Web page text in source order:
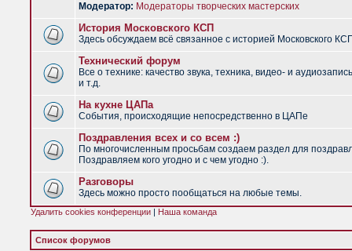
Модератор: Модераторы творческих мастерских
История Московского КСП
Здесь обсуждаем всё связанное с историей Московского
Технический форум
Все о технике: качество звука, техника, видео- и
и т.д.
На кухне ЦАПа
События, происходящие непосредственно в ЦАПе
Поздравления всех и со всем :)
По многочисленным просьбам создаем раздел для
Поздравляем кого угодно и с чем угодно :).
Разговоры
Здесь можно просто пообщаться на любые темы.
Удалить cookies конференции | Наша команда
Список форумов